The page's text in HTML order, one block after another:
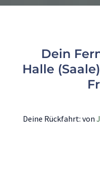
Dein
Halle
Deine Rückfahrt: von